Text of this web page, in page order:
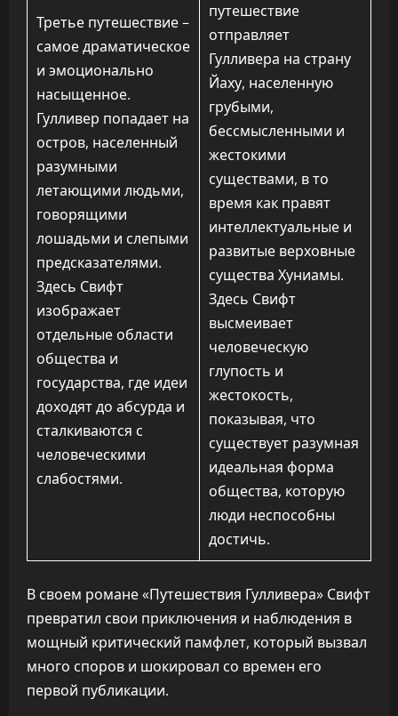
Третье путешествие –
самое драматическое
и эмоционально
насыщенное.
Гулливер попадает на
остров, населенный
разумными
летающими людьми,
говорящими
лошадьми и слепыми
предсказателями.
Здесь Свифт
изображает
отдельные области
общества и
государства, где идеи
доходят до абсурда и
сталкиваются с
человеческими
слабостями.
путешествие
отправляет
Гулливера на страну
Йаху, населенную
грубыми,
бессмысленными и
жестокими
существами, в то
время как правят
интеллектуальные и
развитые верховные
существа Хуниамы.
Здесь Свифт
высмеивает
человеческую
глупость и
жестокость,
показывая, что
существует разумная
идеальная форма
общества, которую
люди неспособны
достичь.
В своем романе «Путешествия Гулливера» Свифт
превратил свои приключения и наблюдения в
мощный критический памфлет, который вызвал
много споров и шокировал со времен его
первой публикации.